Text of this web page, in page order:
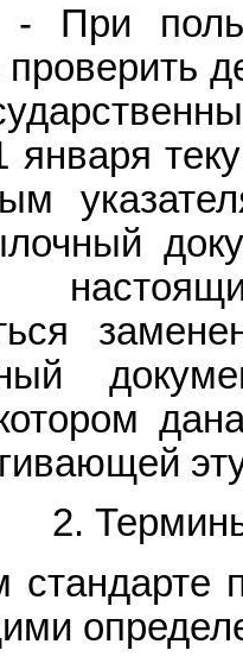
- При
января
2.
стандарте